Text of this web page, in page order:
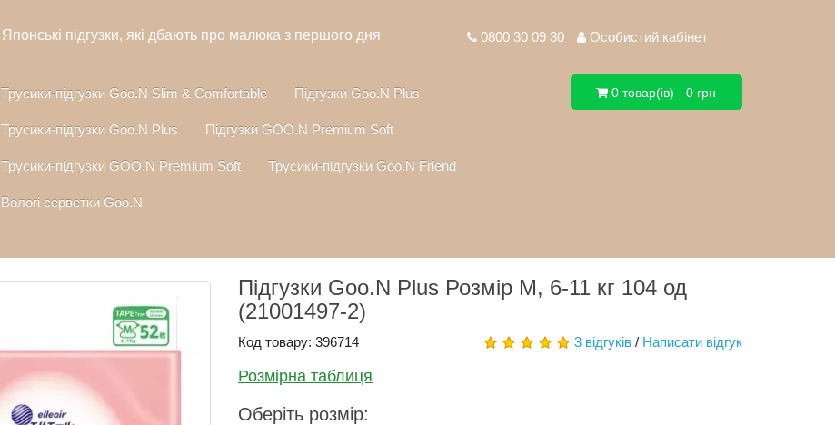
Японські підгузки, які дбають про малюка з першого дня 0800 30 09 30 Особистий кабінет
Трусики-підгузки Goo.N Slim & Comfortable Підгузки Goo.N Plus
Трусики-підгузки Goo.N Plus Підгузки GOO.N Premium Soft
Трусики-підгузки GOO.N Premium Soft Трусики-підгузки Goo.N Friend
Вологі серветки Goo.N
0 товар(ів) - 0 грн
Підгузки Goo.N Plus Розмір M, 6-11 кг 104 од
(21001497-2)
3 відгуків / Написати відгук
Код товару: 396714
Розмірна таблиця
Оберіть розмір: